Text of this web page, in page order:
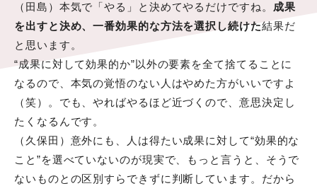
（田島）本気で「やる」と決めてやるだけですね。 成果
を出すと決め、一番効果的な方法を選択し続けた結果だ
と思います。
“成果に対して効果的か”以外の要素を全て捨てることに
なるので、本気の覚悟のない人はやめた方がいいですよ
（笑）。でも、やればやるほど近づくので、意思決定し
たくなるんです。
（久保田）意外にも、人は得たい成果に対して“効果的な
こと”を選べていないのが現実で、もっと言うと、そうで
ないものとの区別すらできずに判断しています。だから